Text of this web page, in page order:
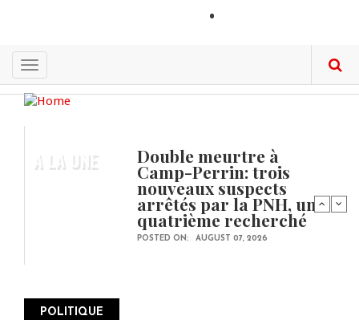
content
Toggle
navigation
A LA UNE Double meurtre à
Camp-Perrin: trois
nouveaux suspects
arrêtés par la PNH, un
quatrième recherché
POSTED ON: AUGUST 07, 2026
POLITIQUE